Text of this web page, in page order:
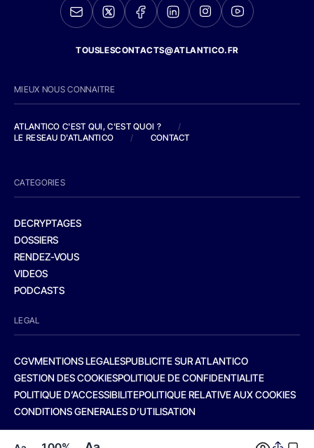
TOUSLESCONTACTS@ATLANTICO.FR
MIEUX NOUS CONNAITRE
ATLANTICO C'EST QUI, C'EST QUOI ?
/
LE RESEAU D'ATLANTICO
/ CONTACT
CATEGORIES
DECRYPTAGES
DOSSIERS
RENDEZ-VOUS
VIDEOS
PODCASTS
LEGAL
CGVMENTIONS LEGALESPUBLICITE SUR ATLANTICO
GESTION DES COOKIESPOLITIQUE DE CONFIDENTIALITE
POLITIQUE D’ACCESSIBILITEPOLITIQUE RELATIVE AUX COOKIES
CONDITIONS GENERALES D’UTILISATION